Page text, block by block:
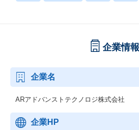
企業情報
企業名
ARアドバンストテクノロジ株式会社
企業HP